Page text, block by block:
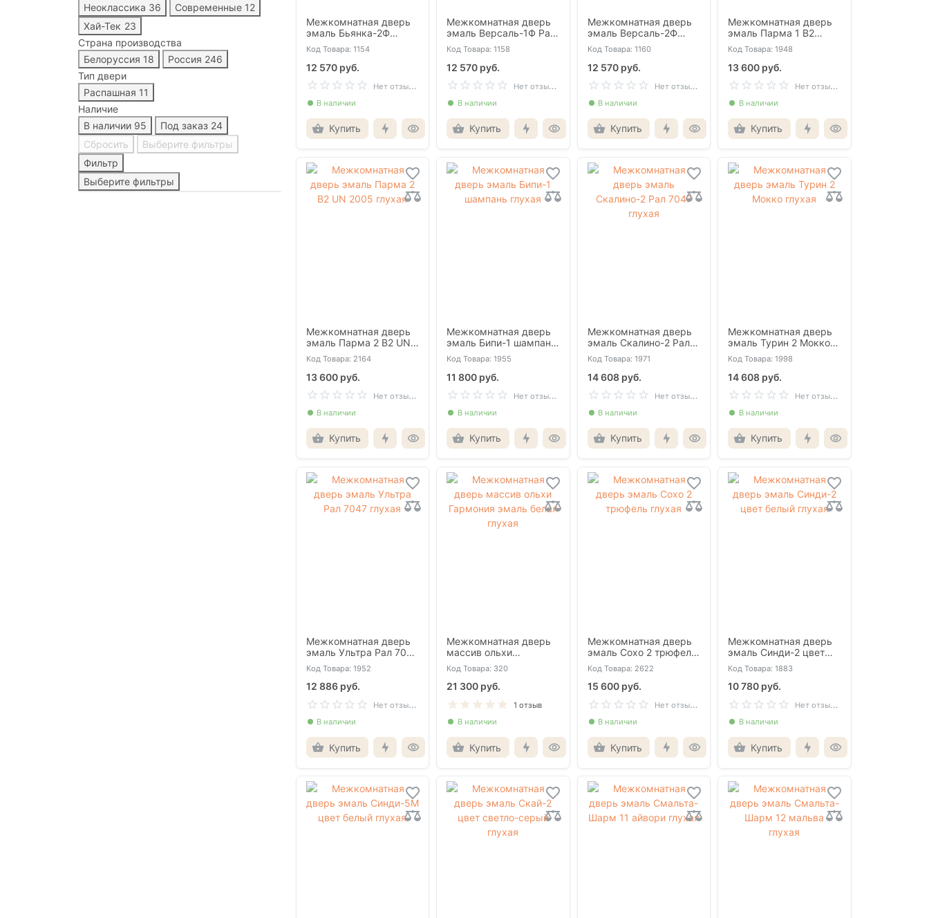
Неоклассика 36 Современные 12
Хай-Тек 23
Страна производства
Белоруссия 18 Россия 246
Тип двери
Распашная 11
Наличие
В наличии 95 Под заказ 24
Сбросить
Выберите фильтры
Фильтр
Выберите фильтры
Межкомнатная дверь
эмаль Бьянка-2Ф
белоснежная глухая
Код Товара: 1154
12 570 руб.
Н
ет отзывов
В наличии
Купить
Межкомнатная дверь
эмаль Версаль-1Ф Рал
9010 глухая
Код Товара: 1158
12 570 руб.
Н
ет отзывов
В наличии
Купить
Межкомнатная дверь
эмаль Версаль-2Ф
белоснежная глухая
Код Товара: 1160
12 570 руб.
Н
ет отзывов
В наличии
Купить
Межкомнатная дверь
эмаль Парма 1 В2
белая глухая
Код Товара: 1948
13 600 руб.
Н
ет отзывов
В наличии
Купить
Межкомнатная дверь
эмаль Парма 2 В2 UN
2005 глухая
Код Товара: 2164
13 600 руб.
Н
ет отзывов
В наличии
Купить
Межкомнатная дверь
эмаль Бипи-1 шампань
глухая
Код Товара: 1955
11 800 руб.
Н
ет отзывов
В наличии
Купить
Межкомнатная дверь
эмаль Скалино-2 Рал
7047 глухая
Код Товара: 1971
14 608 руб.
Н
ет отзывов
В наличии
Купить
Межкомнатная дверь
эмаль Турин 2 Мокко
глухая
Код Товара: 1998
14 608 руб.
Н
ет отзывов
В наличии
Купить
Межкомнатная дверь
эмаль Ультра Рал 7047
глухая
Код Товара: 1952
12 886 руб.
Н
ет отзывов
В наличии
Купить
Межкомнатная дверь
массив ольхи
Гармония эмаль белая
глухая
Код Товара: 320
21 300 руб.
1 отзыв
В наличии
Купить
Межкомнатная дверь
эмаль Сохо 2 трюфель
глухая
Код Товара: 2622
15 600 руб.
Н
ет отзывов
В наличии
Купить
Межкомнатная дверь
эмаль Синди-2 цвет
белый глухая
Код Товара: 1883
10 780 руб.
Н
ет отзывов
В наличии
Купить